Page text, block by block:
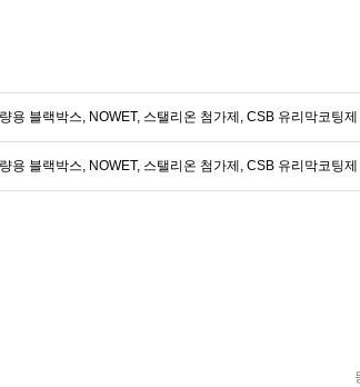
용 블랙박스, NOWET, 스탤리온 첨가제, CSB 유리막코팅제
용 블랙박스, NOWET, 스탤리온 첨가제, CSB 유리막코팅제